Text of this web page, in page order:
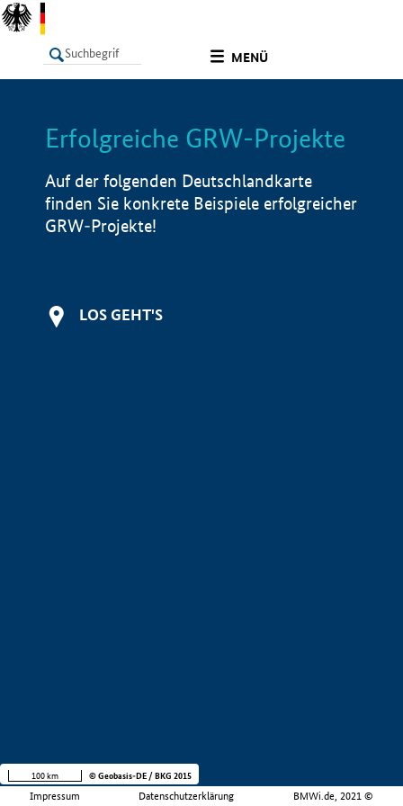
MENÜ
LISTE Info
Erfolgreiche GRW-Projekte
Auf der folgenden Deutschlandkarte
finden Sie konkrete Beispiele erfolgreicher
GRW-Projekte!
LOS GEHT'S
Impressum Datenschutzerklärung BMWi.de, 2021 ©
100 km © Geobasis-DE / BKG 2015